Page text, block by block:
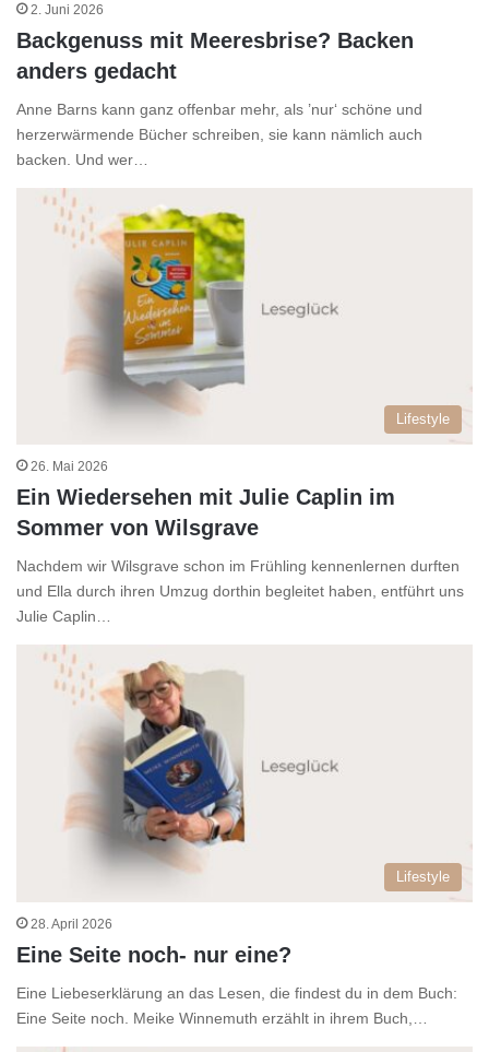
2. Juni 2026
Backgenuss mit Meeresbrise? Backen
anders gedacht
Anne Barns kann ganz offenbar mehr, als ’nur‘ schöne und
herzerwärmende Bücher schreiben, sie kann nämlich auch
backen. Und wer…
Lifestyle
26. Mai 2026
Ein Wiedersehen mit Julie Caplin im
Sommer von Wilsgrave
Nachdem wir Wilsgrave schon im Frühling kennenlernen durften
und Ella durch ihren Umzug dorthin begleitet haben, entführt uns
Julie Caplin…
Lifestyle
28. April 2026
Eine Seite noch- nur eine?
Eine Liebeserklärung an das Lesen, die findest du in dem Buch:
Eine Seite noch. Meike Winnemuth erzählt in ihrem Buch,…